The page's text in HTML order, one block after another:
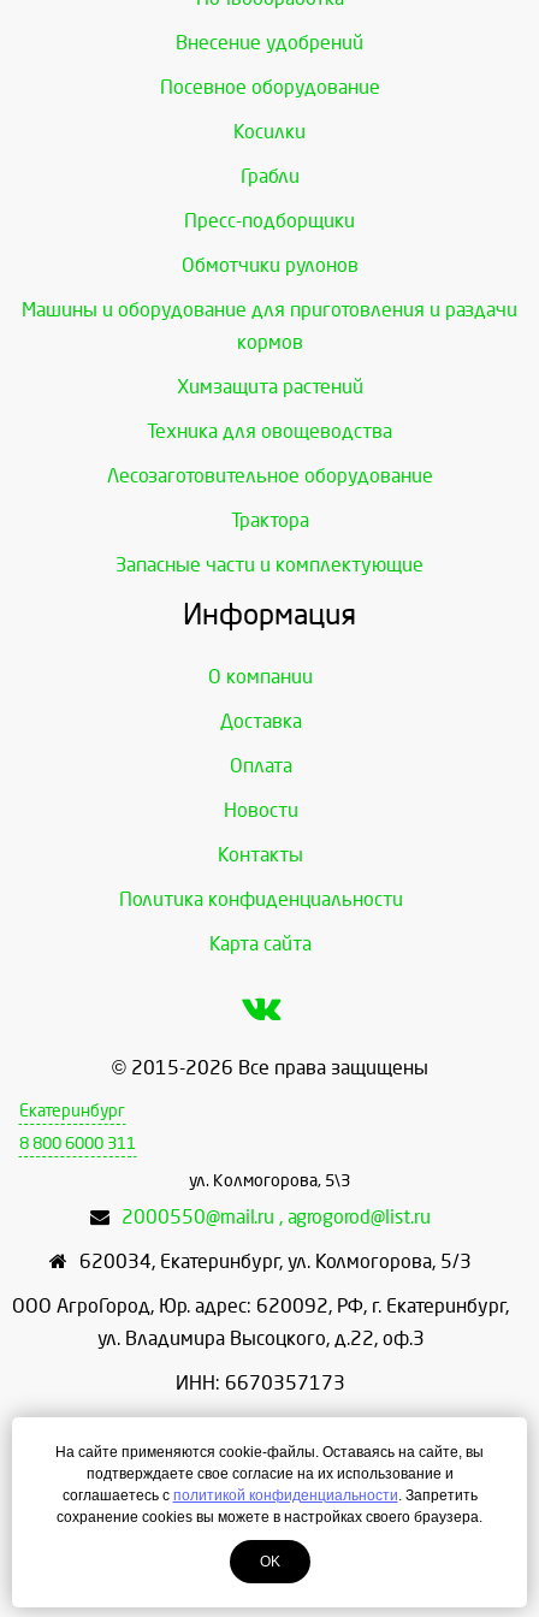
Внесение удобрений
Посевное оборудование
Косилки
Грабли
Пресс-подборщики
Обмотчики рулонов
Машины и оборудование для приготовления и раздачи
кормов
Химзащита растений
Техника для овощеводства
Лесозаготовительное оборудование
Трактора
Запасные части и комплектующие
Информация
О компании
Доставка
Оплата
Новости
Контакты
Политика конфиденциальности
Карта сайта
© 2015-2026 Все права защищены
Екатеринбург
8 800 6000 311
ул. Колмогорова, 5\3
2000550@mail.ru , agrogorod@list.ru
620034, Екатеринбург, ул. Колмогорова, 5/3
ООО АгроГород, Юр. адрес: 620092, РФ, г. Екатеринбург,
ул. Владимира Высоцкого, д.22, оф.3
ИНН: 6670357173
ОГРН: 1156658086166
Режим работы: с 9:00 до 18:00
Создание сайта — ЛегионА
На сайте применяются cookie-файлы. Оставаясь на сайте, вы
подтверждаете свое согласие на их использование и
соглашаетесь с политикой конфиденциальности. Запретить
сохранение cookies вы можете в настройках своего браузера.
OK